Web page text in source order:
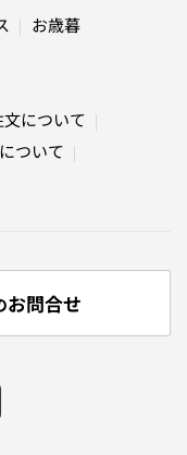
お歳暮
文について
ついて
お問合せ